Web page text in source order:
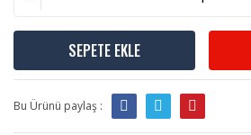
SEPETE EKLE
Bu Ürünü paylaş :